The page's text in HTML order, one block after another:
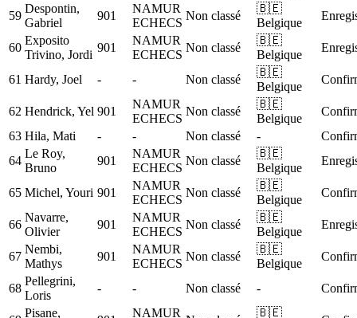
59
Despontin,
Gabriel
901
NAMUR
ECHECS
Non classé
🇧🇪
Belgique
60
Exposito
Trivino, Jordi
901
NAMUR
ECHECS
Non classé
🇧🇪
Belgique
61 Hardy, Joel - - Non classé
🇧🇪
Belgique
62 Hendrick, Yel 901
NAMUR
ECHECS
Non classé
🇧🇪
Belgique
63 Hila, Mati - - Non classé -
64
Le Roy,
Bruno
901
NAMUR
ECHECS
Non classé
🇧🇪
Belgique
65 Michel, Youri 901
NAMUR
ECHECS
Non classé
🇧🇪
Belgique
66
Navarre,
Olivier
901
NAMUR
ECHECS
Non classé
🇧🇪
Belgique
67
Nembi,
Mathys
901
NAMUR
ECHECS
Non classé
🇧🇪
Belgique
68
Pellegrini,
Loris
- - Non classé -
Pisane,
NAMUR
🇧🇪